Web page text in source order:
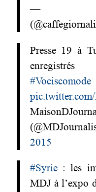
—
Presse 19 à
#Vociscomode
2015
#Syrie: les
MDJ à l’expo